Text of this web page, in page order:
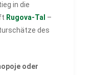
in die
Rugova-Tal –
des
oder